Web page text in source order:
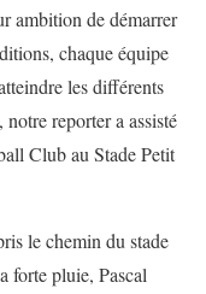
ambition de démarrer
chaque équipe
les différents
notre reporter a assisté
Club au Stade Petit
le chemin du stade
forte pluie, Pascal